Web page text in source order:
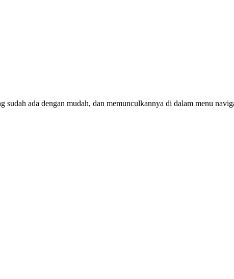
ada dengan mudah, dan memunculkannya di dalam menu